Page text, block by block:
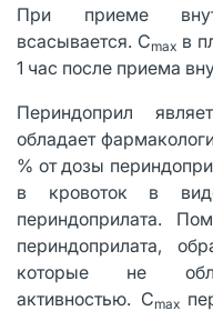
При приеме
всасывается. Cmaxв
1 час после приема
Периндоприл
обладает
% от дозы
в кровоток в
периндоприлата.
периндоприлата,
которые не
активностью. Cmax